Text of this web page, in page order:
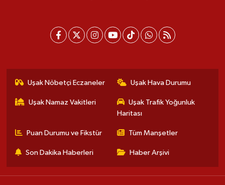
Uşak Nöbetçi Eczaneler Uşak Hava Durumu
Uşak Namaz Vakitleri
Uşak Trafik Yoğunluk
Haritası
Puan Durumu ve Fikstür Tüm Manşetler
Son Dakika Haberleri Haber Arşivi